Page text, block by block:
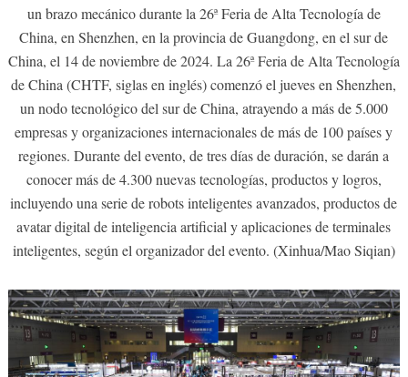
un brazo mecánico durante la 26ª Feria de Alta Tecnología de
China, en Shenzhen, en la provincia de Guangdong, en el sur de
China, el 14 de noviembre de 2024. La 26ª Feria de Alta Tecnología
de China (CHTF, siglas en inglés) comenzó el jueves en Shenzhen,
un nodo tecnológico del sur de China, atrayendo a más de 5.000
empresas y organizaciones internacionales de más de 100 países y
regiones. Durante del evento, de tres días de duración, se darán a
conocer más de 4.300 nuevas tecnologías, productos y logros,
incluyendo una serie de robots inteligentes avanzados, productos de
avatar digital de inteligencia artificial y aplicaciones de terminales
inteligentes, según el organizador del evento. (Xinhua/Mao Siqian)